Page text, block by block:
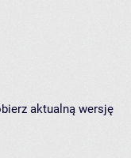
aktualną wersję